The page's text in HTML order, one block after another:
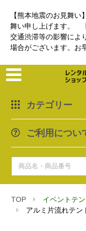
【熊本地震のお見舞
舞い申し上げます。
交通渋滞等の影響によ
場合がございます。お
カテゴリー
ご利用につい
TOP イベントテ
アルミ片流れテン